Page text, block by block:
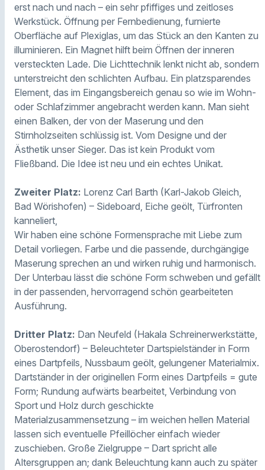
erst nach und nach – ein sehr pfiffiges und zeitloses
Werkstück. Öffnung per Fernbedienung, furnierte
Oberfläche auf Plexiglas, um das Stück an den Kanten zu
illuminieren. Ein Magnet hilft beim Öffnen der inneren
versteckten Lade. Die Lichttechnik lenkt nicht ab, sondern
unterstreicht den schlichten Aufbau. Ein platzsparendes
Element, das im Eingangsbereich genau so wie im Wohn-
oder Schlafzimmer angebracht werden kann. Man sieht
einen Balken, der von der Maserung und den
Stirnholzseiten schlüssig ist. Vom Designe und der
Ästhetik unser Sieger. Das ist kein Produkt vom
Fließband. Die Idee ist neu und ein echtes Unikat.
Zweiter Platz: Lorenz Carl Barth (Karl-Jakob Gleich,
Bad Wörishofen) – Sideboard, Eiche geölt, Türfronten
kanneliert,
Wir haben eine schöne Formensprache mit Liebe zum
Detail vorliegen. Farbe und die passende, durchgängige
Maserung sprechen an und wirken ruhig und harmonisch.
Der Unterbau lässt die schöne Form schweben und gefällt
in der passenden, hervorragend schön gearbeiteten
Ausführung.
Dritter Platz: Dan Neufeld (Hakala Schreinerwerkstätte,
Oberostendorf) – Beleuchteter Dartspielständer in Form
eines Dartpfeils, Nussbaum geölt, gelungener Materialmix.
Dartständer in der originellen Form eines Dartpfeils = gute
Form; Rundung aufwärts bearbeitet, Verbindung von
Sport und Holz durch geschickte
Materialzusammensetzung – im weichen hellen Material
lassen sich eventuelle Pfeillöcher einfach wieder
zuschieben. Große Zielgruppe – Dart spricht alle
Altersgruppen an; dank Beleuchtung kann auch zu später